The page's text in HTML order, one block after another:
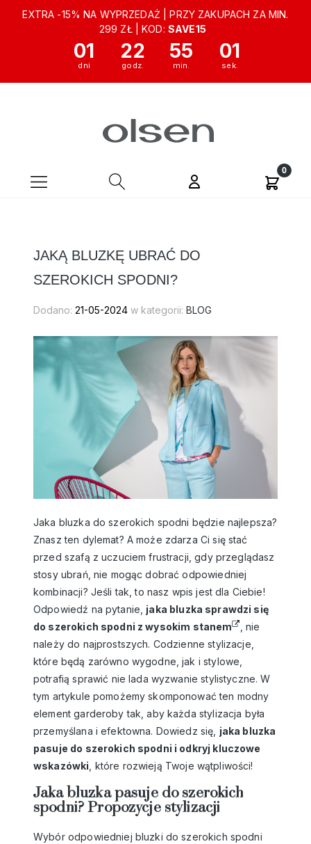
EXTRA -15% NA WYPRZEDAŻ | PRZY ZAKUPACH ZA MIN.
299 ZŁ | KOD: SAVE15
01 22 55 00
JAKĄ BLUZKĘ UBRAĆ DO
SZEROKICH SPODNI?
Dodano: 21-05-2024 w kategorii: BLOG
Jaka bluzka do szerokich spodni będzie najlepsza?
Znasz ten dylemat? A może zdarza Ci się stać
przed szafą z uczuciem frustracji, gdy przeglądasz
stosy ubrań, nie mogąc dobrać odpowiedniej
kombinacji? Jeśli tak, to nasz wpis jest dla Ciebie!
Odpowiedź na pytanie, jaka bluzka sprawdzi się
do szerokich spodni z wysokim stanem
, nie
należy do najprostszych. Codzienne stylizacje,
które będą zarówno wygodne, jak i stylowe,
potrafią sprawić nie lada wyzwanie stylistyczne. W
tym artykule pomożemy skomponować ten modny
element garderoby tak, aby każda stylizacja była
przemyślana i efektowna. Dowiedz się, jaka bluzka
pasuje do szerokich spodni i odkryj kluczowe
wskazówki, które rozwieją Twoje wątpliwości!
Jaka bluzka pasuje do szerokich
spodni? Propozycje stylizacji
Wybór odpowiedniej bluzki do szerokich spodni